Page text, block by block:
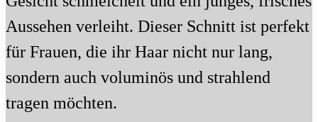
Aussehen verleiht. Dieser Schnitt ist perfekt
für Frauen, die ihr Haar nicht nur lang,
sondern auch voluminös und strahlend
tragen möchten.